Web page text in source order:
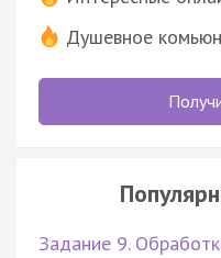
Душевное
Задание 9.